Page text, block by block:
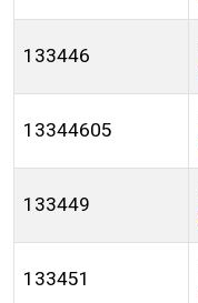
133446
13344605
133449
133451